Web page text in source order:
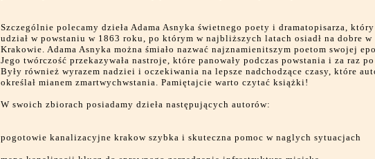
Szczególnie polecamy dzieła Adama Asnyka świetnego poety i dramatopisarza, który
udział w powstaniu w 1863 roku, po którym w najbliższych latach osiadł na dobre w
Krakowie. Adama Asnyka można śmiało nazwać najznamienitszym poetom swojej
Jego twórczość przekazywała nastroje, które panowały podczas powstania i za raz
Były również wyrazem nadziei i oczekiwania na lepsze nadchodzące czasy, które
określał mianem zmartwychwstania. Pamiętajcie warto czytać książki!
W swoich zbiorach posiadamy dzieła następujących autorów:
pogotowie kanalizacyjne krakow szybka i skuteczna pomoc w naglych sytuacjach